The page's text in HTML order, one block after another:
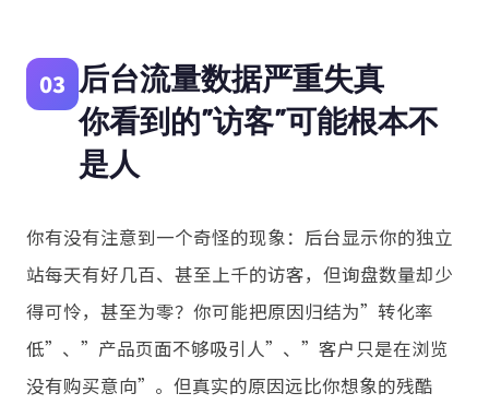
03 后台流量数据严重失真
你看到的”访客”可能根本不
是人
你有没有注意到一个奇怪的现象：后台显示你的独立
站每天有好几百、甚至上千的访客，但询盘数量却少
得可怜，甚至为零？你可能把原因归结为”转化率
低”、”产品页面不够吸引人”、”客户只是在浏览
没有购买意向”。但真实的原因远比你想象的残酷